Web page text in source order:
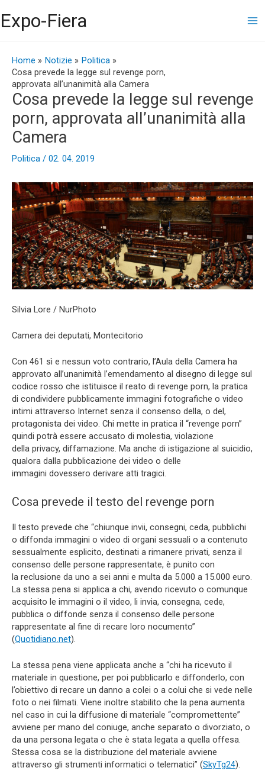
al
contenuto
Expo-Fiera
Home Notizie
Politica
Cosa prevede la legge sul revenge porn,
approvata all’unanimità alla Camera
Cosa prevede la legge sul revenge
porn, approvata all’unanimità alla
Camera
Politica / 02. 04. 2019
Silvia Lore / NurPhoto
Camera dei deputati, Montecitorio
Con 461 sì e nessun voto contrario, l’Aula della Camera ha
approvato all’unanimità l’emendamento al disegno di legge sul
codice rosso che istituisce il reato di revenge porn, la pratica
di condividere pubblicamente immagini fotografiche o video
intimi attraverso Internet senza il consenso della, o del,
protagonista dei video. Chi mette in pratica il “revenge porn”
quindi potrà essere accusato di molestia, violazione
della privacy, diffamazione. Ma anche di istigazione al suicidio,
qualora dalla pubblicazione dei video o delle
immagini dovessero derivare atti tragici.
Cosa prevede il testo del revenge porn
Il testo prevede che “chiunque invii, consegni, ceda, pubblichi
o diffonda immagini o video di organi sessuali o a contenuto
sessualmente esplicito, destinati a rimanere privati, senza il
consenso delle persone rappresentate, è punito con
la reclusione da uno a sei anni e multa da 5.000 a 15.000 euro.
La stessa pena si applica a chi, avendo ricevuto o comunque
acquisito le immagini o il video, li invia, consegna, cede,
pubblica o diffonde senza il consenso delle persone
rappresentate al fine di recare loro nocumento”
(Quotidiano.net).
La stessa pena viene applicata anche a “chi ha ricevuto il
materiale in questione, per poi pubblicarlo e diffonderlo, con
l’obiettivo di recare un danno a colei o a colui che si vede nelle
foto o nei filmati. Viene inoltre stabilito che la pena aumenta
nel caso in cui la diffusione di materiale “compromettente”
avviene per mano del coniuge, anche separato o divorziato, o
da una persona legata o che è stata legata a quella offesa.
Stessa cosa se la distribuzione del materiale avviene
attraverso gli strumenti informatici o telematici” (SkyTg24).
articoli